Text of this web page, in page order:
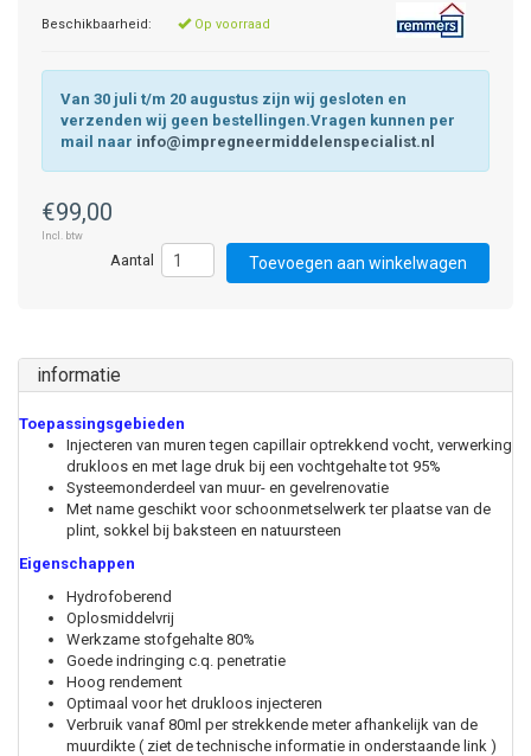
Beschikbaarheid: Op voorraad
Van 30 juli t/m 20 augustus zijn wij gesloten en
verzenden wij geen bestellingen.Vragen kunnen per
mail naar info@impregneermiddelenspecialist.nl
€99,00
Incl. btw
Toevoegen aan winkelwagen
informatie
Toepassingsgebieden
Injecteren van muren tegen capillair optrekkend vocht, verwerking
drukloos en met lage druk bij een vochtgehalte tot 95%
Systeemonderdeel van muur- en gevelrenovatie
Met name geschikt voor schoonmetselwerk ter plaatse van de
plint, sokkel bij baksteen en natuursteen
Eigenschappen
Hydrofoberend
Oplosmiddelvrij
Werkzame stofgehalte 80%
Goede indringing c.q. penetratie
Hoog rendement
Optimaal voor het drukloos injecteren
Verbruik vanaf 80ml per strekkende meter afhankelijk van de
muurdikte ( ziet de technische informatie in onderstaande link )